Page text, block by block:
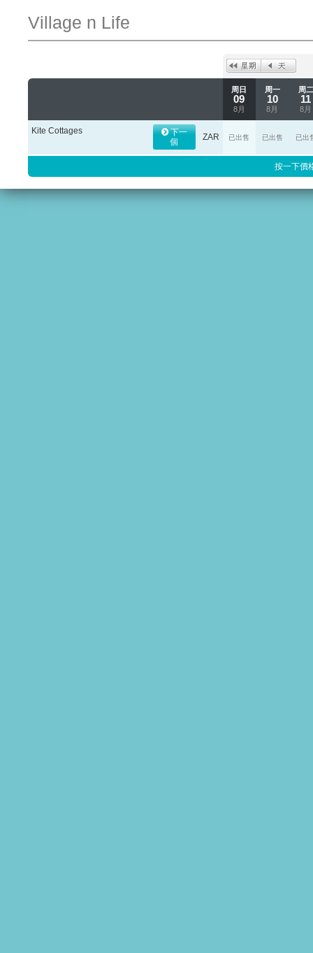
Village n Life
周日
09
8月
周一
10
8月
周二
11
8月
Kite Cottages
下一
個
ZAR 已出售 已出售 已出
按一下價